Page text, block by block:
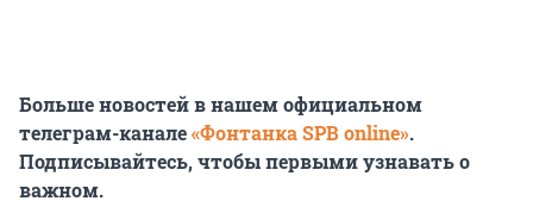
Больше новостей в нашем официальном
телеграм-канале«Фонтанка SPB online».
Подписывайтесь, чтобы первыми узнавать о
важном.